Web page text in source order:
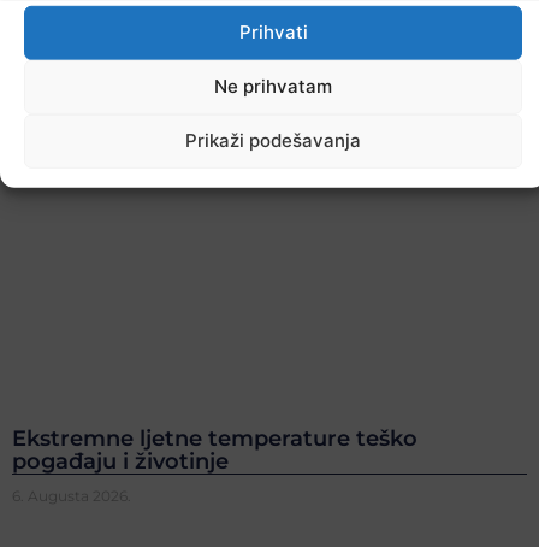
Prihvati
Ne prihvatam
Prikaži podešavanja
Ekstremne ljetne temperature teško
pogađaju i životinje
6. Augusta 2026.